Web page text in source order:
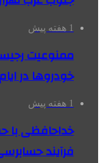
1 هفته پیش
ممنوعیت
خودروها در
1 هفته پیش
خداحافظی با
فرآیند